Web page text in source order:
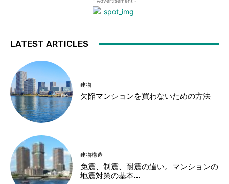
LATEST ARTICLES
建物
欠陥マンションを買わないための方法
建物構造
免震、制震、耐震の違い。マンションの
地震対策の基本...